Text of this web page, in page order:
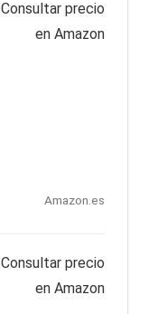
Consultar precio
en Amazon
Amazon.es
Consultar precio
en Amazon